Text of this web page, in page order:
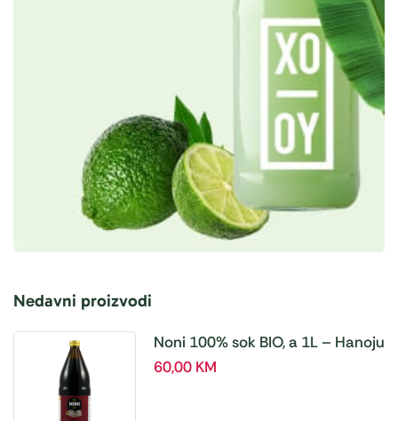
Nedavni proizvodi
Noni 100% sok BIO, a 1L – Hanoju
60,00 KM